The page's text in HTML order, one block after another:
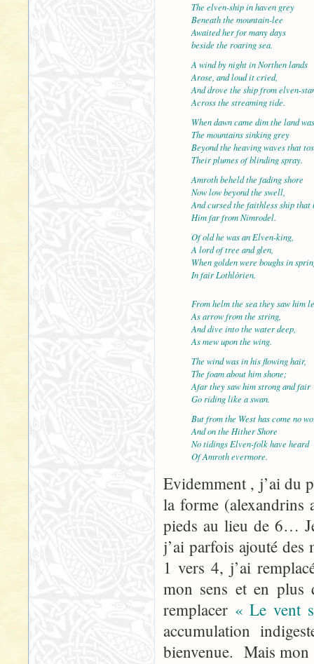
The elven-ship in haven grey
Beneath the mountain-lee
Awaited her for many days
beside the roaring sea.
A wind by night in Northen lands
Arose, and loud it cried,
And drove the ship from elven-
Across the streaming tide.
When dawn came dim the land
The mountains sinking grey
Beyond the heaving waves that
Their plumes of blinding spray.
Amroth beheld the fading shore
Now low beyond the swell,
And cursed the faithless ship that
Him far from Nimrodel.
Of old he was an Elven-king,
A lord of tree and glen,
When golden were boughs in
In fair Lothlòrien.
From helm the sea they saw him
As arrow from the string,
And dive into the water deep,
As mew upon the wing.
The wind was in his flowing hair,
The foam about him shone;
Afar they saw him strong and fair
Go riding like a swan.
But from the West has come no
And on the Hither Shore
No tidings Elven-folk have heard
Of Amroth evermore.
Evidemment , j’ai du
la forme (alexandrins
pieds au lieu de 6…
j’ai parfois ajouté des
1 vers 4, j’ai
mon sens et en
remplacer « Le vent
accumulation
bienvenue. Mais mon